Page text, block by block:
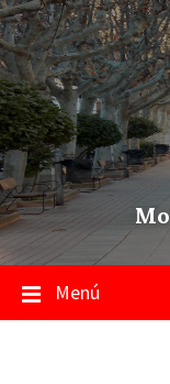
Skip
to
content
Saltar
a
la
navegación
principal
Saltar
a
pie
de
página
Menú